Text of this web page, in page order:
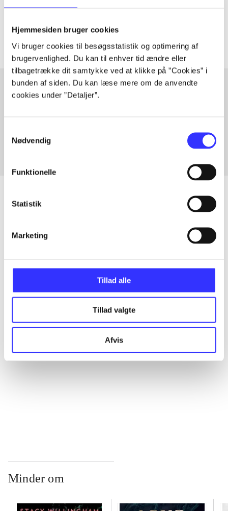
Hjemmesiden bruger cookies
Vi bruger cookies til besøgsstatistik og optimering af
brugervenlighed. Du kan til enhver tid ændre eller
tilbagetrække dit samtykke ved at klikke på ”Cookies” i
bunden af siden. Du kan læse mere om de anvendte
cookies under ”Detaljer”.
Nødvendig
Funktionelle
Statistik
Marketing
Tillad alle
Tillad valgte
Afvis
Alle registrerede artikler fordelt på udgivelser
...
Minder om